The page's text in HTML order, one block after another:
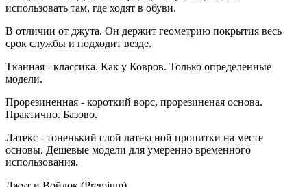
использовать там, где ходят в обуви.
В отличии от джута. Он держит геометрию покрытия весь
срок службы и подходит везде.
Тканная - классика. Как у Ковров. Только определенные
модели.
Прорезиненная - короткий ворс, прорезиненая основа.
Практично. Базово.
Латекс - тоненький слой латексной пропитки на месте
основы. Дешевые модели для умеренно временного
использования.